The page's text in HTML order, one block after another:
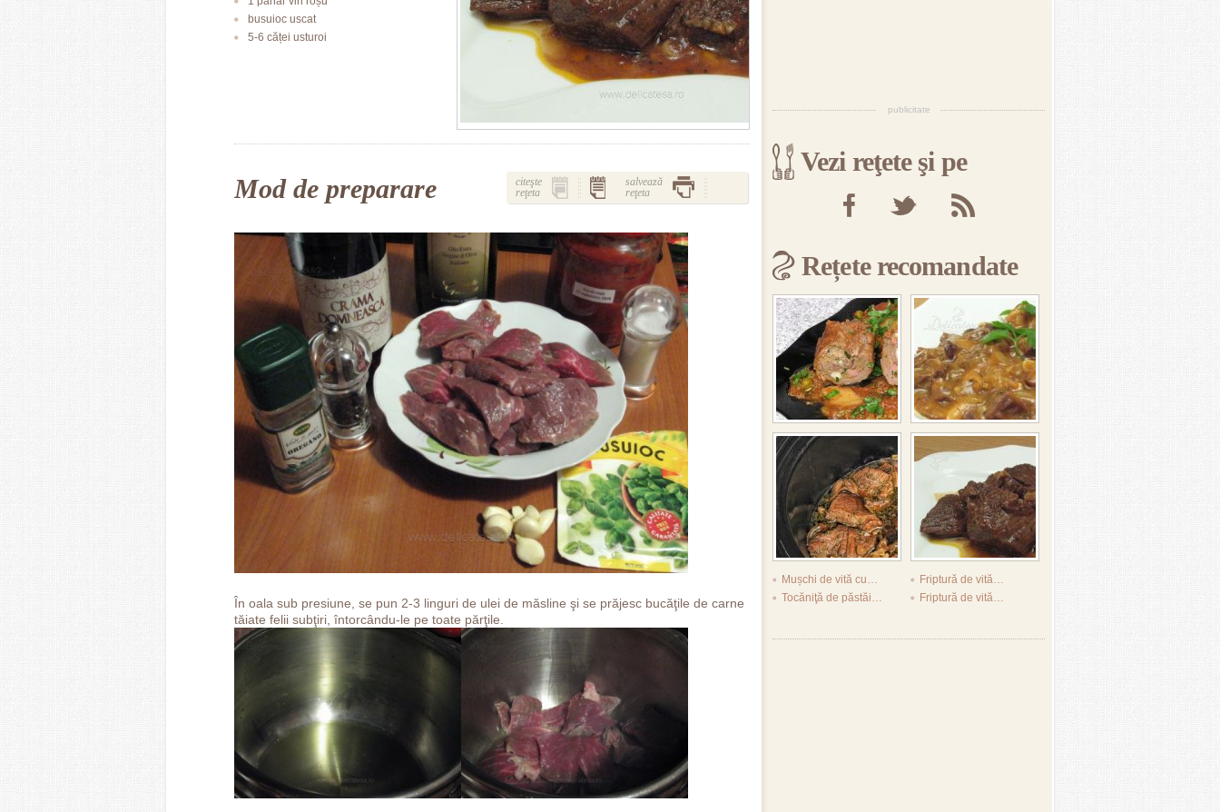
busuioc uscat
5-6 căței usturoi
Mod de preparare
citeşte
reţeta
salvează
reţeta
În oala sub presiune, se pun 2-3 linguri de ulei de măsline şi se prăjesc bucăţile de carne
tăiate felii subţiri, întorcându-le pe toate părţile.
publicitate
Vezi reţete şi pe
Rețete recomandate
Mușchi de vită cu…
Friptură de vită…
Tocăniţă de păstăi…
Friptură de vită…